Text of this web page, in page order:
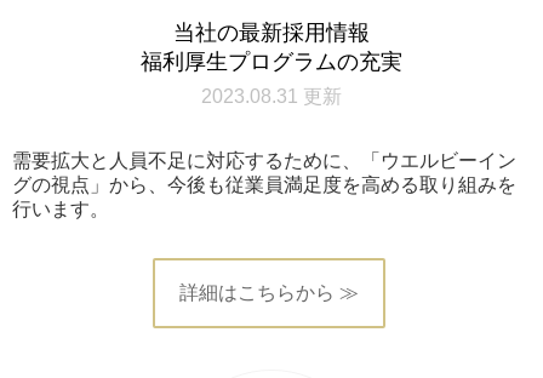
当社の最新採用情報
福利厚生プログラムの充実
2023.08.31 更新
需要拡大と人員不足に対応するために、「ウエルビーイン
グの視点」から、今後も従業員満足度を高める取り組みを
行います。
詳細はこちらから ≫